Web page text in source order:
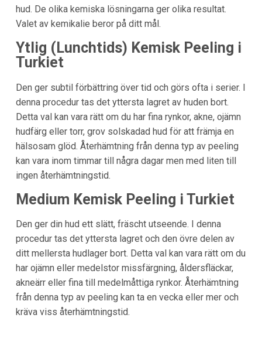
hud. De olika kemiska lösningarna ger olika resultat.
Valet av kemikalie beror på ditt mål.
Ytlig (Lunchtids) Kemisk Peeling i
Turkiet
Den ger subtil förbättring över tid och görs ofta i serier. I
denna procedur tas det yttersta lagret av huden bort.
Detta val kan vara rätt om du har fina rynkor, akne, ojämn
hudfärg eller torr, grov solskadad hud för att främja en
hälsosam glöd. Återhämtning från denna typ av peeling
kan vara inom timmar till några dagar men med liten till
ingen återhämtningstid.
Medium Kemisk Peeling i Turkiet
Den ger din hud ett slätt, fräscht utseende. I denna
procedur tas det yttersta lagret och den övre delen av
ditt mellersta hudlager bort. Detta val kan vara rätt om du
har ojämn eller medelstor missfärgning, åldersfläckar,
akneärr eller fina till medelmåttiga rynkor. Återhämtning
från denna typ av peeling kan ta en vecka eller mer och
kräva viss återhämtningstid.